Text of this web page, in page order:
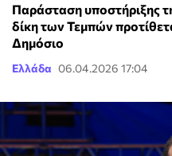
Παράσταση υποστήριξης
δίκη των Τεμπών
Δημόσιο
Ελλάδα 06.04.2026 17:04